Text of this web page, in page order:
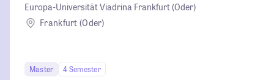
Europa-Universität Viadrina Frankfurt (Oder)
Frankfurt (Oder)
Master
4 Semester